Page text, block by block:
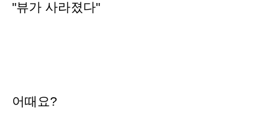
"뷰가 사라졌다"
어때요?